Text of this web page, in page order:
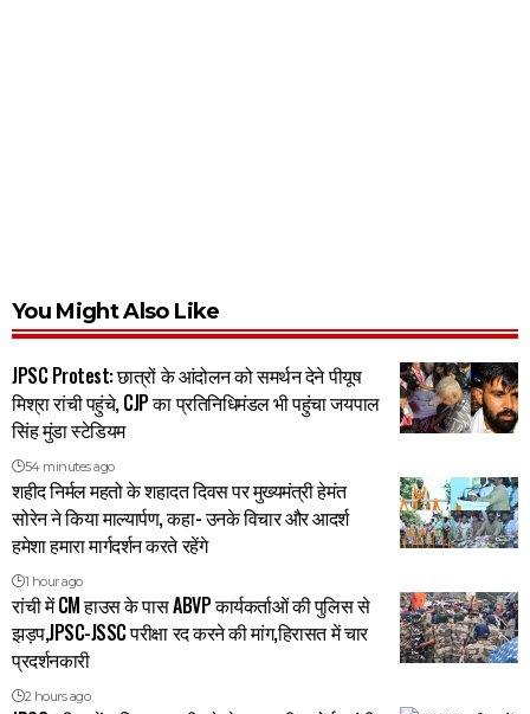
You Might Also Like
JPSC Protest: छात्रों के आंदोलन को समर्थन देने पीयूष
मिश्रा रांची पहुंचे, CJP का प्रतिनिधिमंडल भी पहुंचा जयपाल
सिंह मुंडा स्टेडियम
54 minutes ago
शहीद निर्मल महतो के शहादत दिवस पर मुख्यमंत्री हेमंत
सोरेन ने किया माल्यार्पण, कहा- उनके विचार और आदर्श
हमेशा हमारा मार्गदर्शन करते रहेंगे
1 hour ago
रांची में CM हाउस के पास ABVP कार्यकर्ताओं की पुलिस से
झड़प,JPSC-JSSC परीक्षा रद करने की मांग,हिरासत में चार
प्रदर्शनकारी
2 hours ago